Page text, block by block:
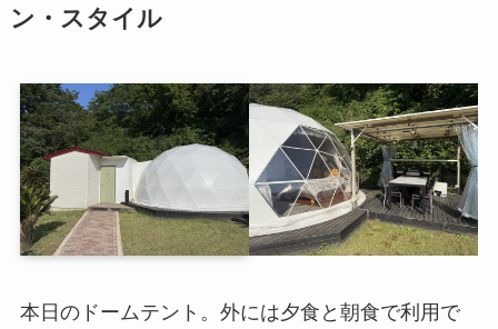
ン・スタイル
本日のドームテント。外には夕食と朝食で利用で